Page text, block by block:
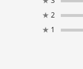
★ 2
★ 1